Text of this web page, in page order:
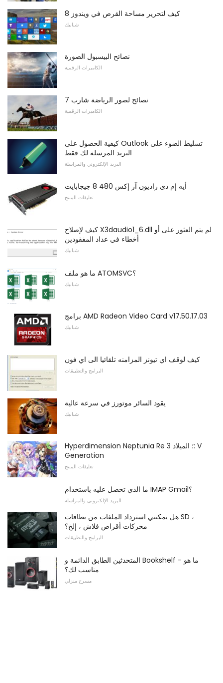
كيف لتحرير مساحة القرص في ويندوز 8
شبابيك
نصائح البيسبول الصورة
الكاميرات الرقمية
7 نصائح لصور الرياضة شارب
الكاميرات الرقمية
كيفية الحصول على Outlook تسليط الضوء على
البريد المرسلة لك فقط
البريد الإلكتروني والمراسلة
أيه إم دي راديون آر إكس 480 8 جيجابايت
تعليقات المنتج
كيف لإصلاح X3daudio1_6.dll لم يتم العثور على أو
أخطاء في عداد المفقودين
شبابيك
ما هو ملف ATOMSVC؟
شبابيك
برامج AMD Radeon Video Card v17.50.17.03
شبابيك
كيف لوقف اي تيونز المزامنه تلقائيا الى اي فون
البرامج والتطبيقات
يقود السائر موتورز في سرعة عالية
شبابيك
Hyperdimension Neptunia Re ؛ الميلاد 3: V
Generation
تعليقات المنتج
ما الذي تحصل عليه باستخدام IMAP Gmail؟
البريد الإلكتروني والمراسلة
هل يمكنني استرداد الملفات من بطاقات SD ،
محركات أقراص فلاش ، إلخ؟
البرامج والتطبيقات
المتحدثين الطابق الدائمة و Bookshelf - ما هو
مناسب لك؟
مسرح منزلي